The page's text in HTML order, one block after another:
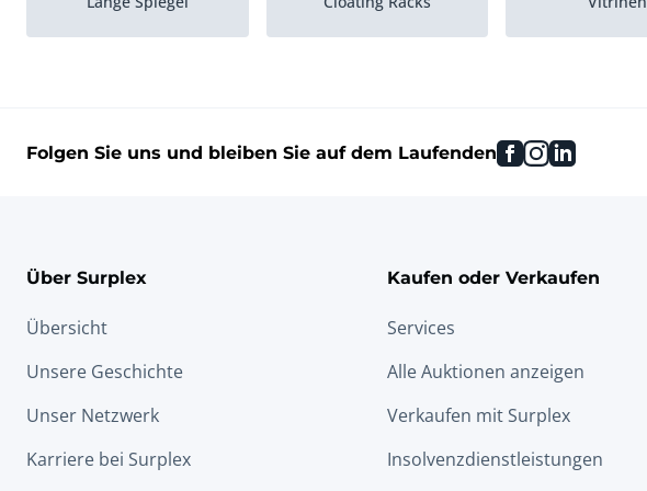
Folgen Sie uns und bleiben Sie auf dem Laufenden facebook
instagram
linkedin
Über Surplex
Übersicht
Unsere Geschichte
Unser Netzwerk
Karriere bei Surplex
Kaufen oder Verkaufen
Services
Alle Auktionen anzeigen
Verkaufen mit Surplex
Insolvenzdienstleistungen